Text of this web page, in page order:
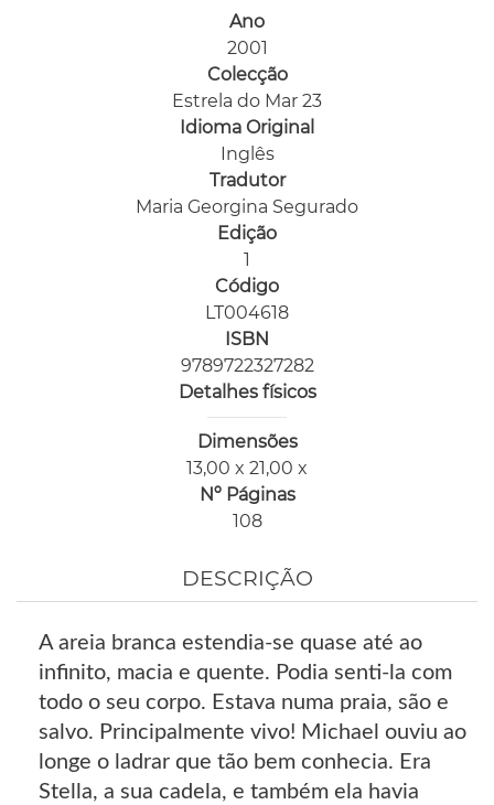
Ano
2001
Colecção
Estrela do Mar 23
Idioma Original
Inglês
Tradutor
Maria Georgina Segurado
Edição
1
Código
LT004618
ISBN
9789722327282
Detalhes físicos
Dimensões
13,00 x 21,00 x
Nº Páginas
108
DESCRIÇÃO
A areia branca estendia-se quase até ao
infinito, macia e quente. Podia senti-la com
todo o seu corpo. Estava numa praia, são e
salvo. Principalmente vivo! Michael ouviu ao
longe o ladrar que tão bem conhecia. Era
Stella, a sua cadela, e também ela havia